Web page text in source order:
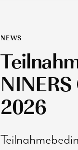
NEWS
2026